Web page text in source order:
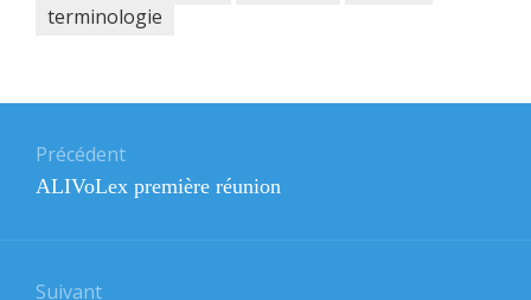
terminologie
l’article
Précédent
Article
ALIVoLex première réunion
Suivant